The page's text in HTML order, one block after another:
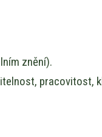
znění).
pracovitost,